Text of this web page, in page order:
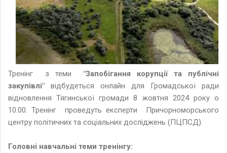
Тренінг з теми"Запобігання корупції та публічні
закупівлі" відбудеться онлайн для Громадської ради
відновлення Тягинської громади 8 жовтня 2024 року о
10.00. Тренінг проведуть експерти Причорноморського
центру політичних та соціальних досліджень (ПЦПСД).
Головні навчальні теми тренінгу: